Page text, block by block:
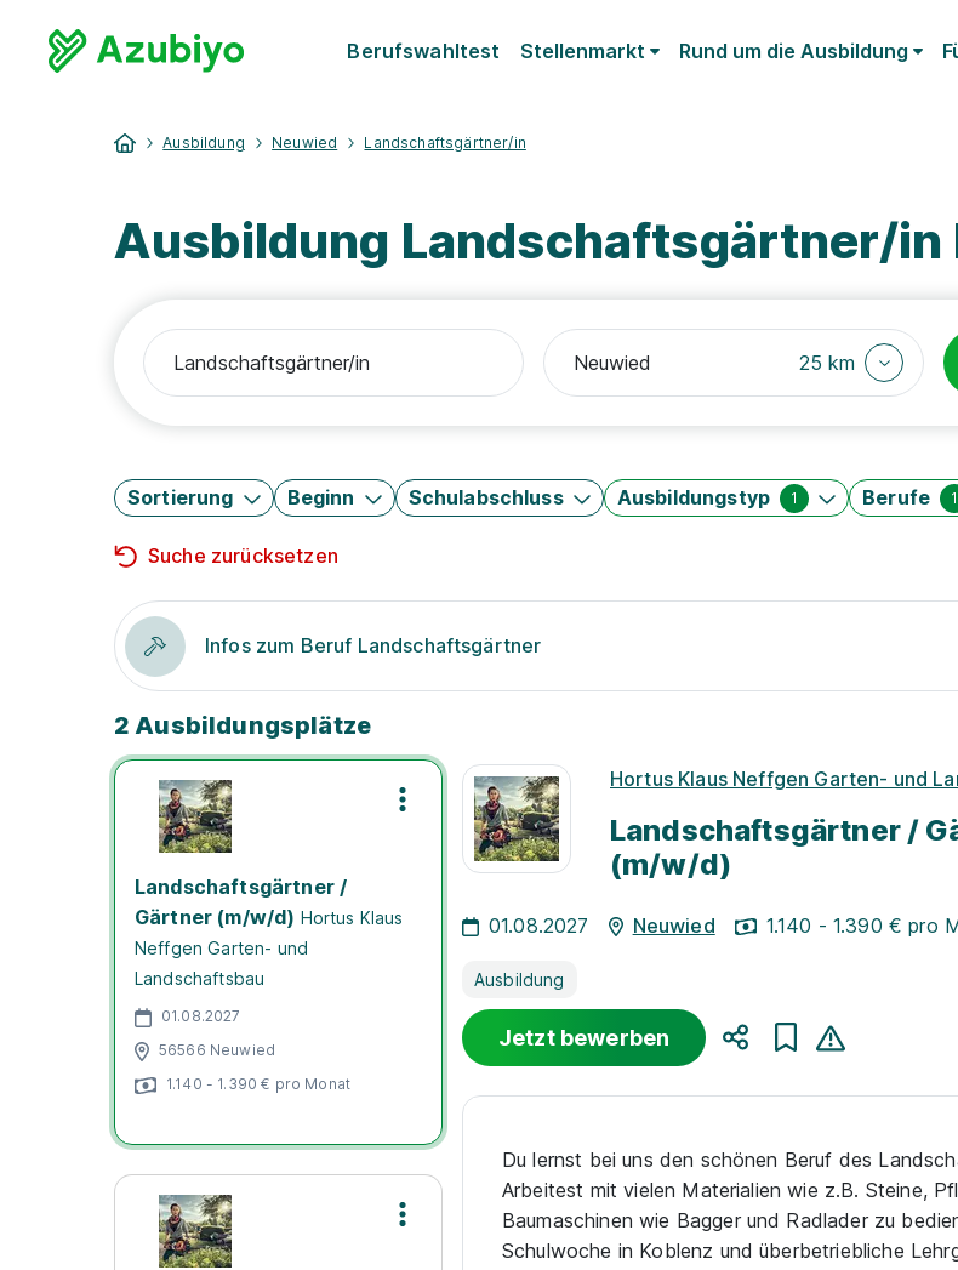
Berufswahltest Stellenmarkt Rund um die Ausbildung
Ausbildung Neuwied Landschaftsgärtner/in
Ausbildung Landschaftsgärtner/in
25 km
Sortierung Beginn Schulabschluss Ausbildungstyp 1 Berufe 1
Suche zurücksetzen
Infos zum Beruf Landschaftsgärtner
2 Ausbildungsplätze
Landschaftsgärtner /
Gärtner (m/w/d) Hortus Klaus
Neffgen Garten- und
Landschaftsbau
01.08.2027
56566 Neuwied
1.140 - 1.390 € pro Monat
Hortus Klaus Neffgen Garten- und
Landschaftsgärtner /
(m/w/d)
01.08.2027 Neuwied 1.140 - 1.390 € pro
Ausbildung
Jetzt bewerben
Du lernst bei uns den schönen Beruf des
Arbeitest mit vielen Materialien wie z.B. Steine,
Baumaschinen wie Bagger und Radlader zu
Schulwoche in Koblenz und überbetriebliche